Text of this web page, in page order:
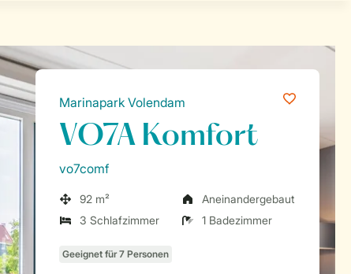
Marinapark Volendam
VO7A Komfort
vo7comf
92 m²
Aneinandergebaut
3 Schlafzimmer
1 Badezimmer